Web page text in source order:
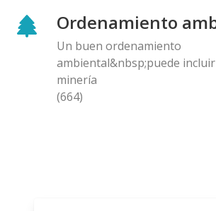
Ordenamiento
Un buen ordenamiento
ambiental&nbsp;puede
minería
(664)